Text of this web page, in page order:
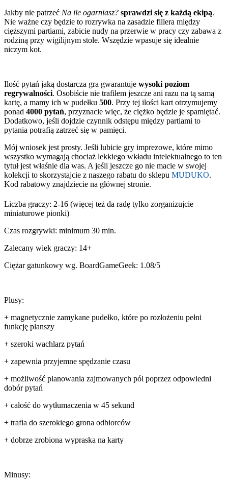
Jakby nie patrzeć Na ile ogarniasz? sprawdzi się z każdą ekipą.
Nie ważne czy będzie to rozrywka na zasadzie fillera między
cięższymi partiami, zabicie nudy na przerwie w pracy czy zabawa z
rodziną przy wigilijnym stole. Wszędzie wpasuje się idealnie
niczym kot.
Ilość pytań jaką dostarcza gra gwarantuje wysoki poziom
regrywalności. Osobiście nie trafiłem jeszcze ani razu na tą samą
kartę, a mamy ich w pudełku 500. Przy tej ilości kart otrzymujemy
ponad 4000 pytań, przyznacie więc, że ciężko będzie je spamiętać.
Dodatkowo, jeśli dojdzie czynnik odstępu między partiami to
pytania potrafią zatrzeć się w pamięci.
Mój wniosek jest prosty. Jeśli lubicie gry imprezowe, które mimo
wszystko wymagają chociaż lekkiego wkładu intelektualnego to ten
tytuł jest właśnie dla was. A jeśli jeszcze go nie macie w swojej
kolekcji to skorzystajcie z naszego rabatu do sklepu MUDUKO.
Kod rabatowy znajdziecie na głównej stronie.
Liczba graczy: 2-16 (więcej też da radę tylko zorganizujcie
miniaturowe pionki)
Czas rozgrywki: minimum 30 min.
Zalecany wiek graczy: 14+
Ciężar gatunkowy wg. BoardGameGeek: 1.08/5
Plusy:
+ magnetycznie zamykane pudełko, które po rozłożeniu pełni
funkcję planszy
+ szeroki wachlarz pytań
+ zapewnia przyjemne spędzanie czasu
+ możliwość planowania zajmowanych pól poprzez odpowiedni
dobór pytań
+ całość do wytłumaczenia w 45 sekund
+ trafia do szerokiego grona odbiorców
+ dobrze zrobiona wypraska na karty
Minusy: